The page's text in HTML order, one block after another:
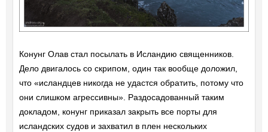
Конунг Олав стал посылать в Исландию священников.
Дело двигалось со скрипом, один так вообще доложил,
что «исландцев никогда не удастся обратить, потому что
они слишком агрессивны». Раздосадованный таким
докладом, конунг приказал закрыть все порты для
исландских судов и захватил в плен нескольких